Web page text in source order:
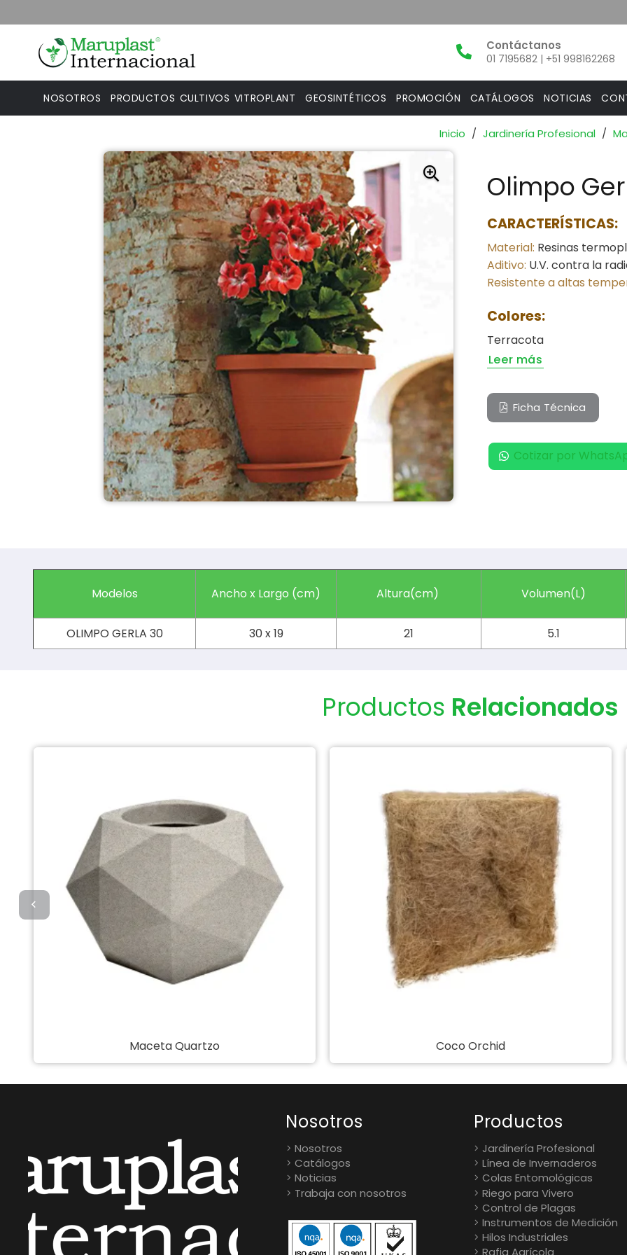
01 7195682 | +51 998162268
NOSOTROS PRODUCTOS CULTIVOS VITROPLANT GEOSINTÉTICOS PROMOCIÓN CATÁLOGOS NOTICIAS
Inicio / Jardinería Profesional /
Olimpo
CARACTERÍSTICAS:
Material: Resinas
Aditivo: U.V. contra la
Resistente a altas
Colores:
Terracota
Leer más
Ficha Técnica
Cotizar por
Modelos Ancho x Largo (cm) Altura(cm) Volumen(L)
OLIMPO GERLA 30 30 x 19 21 5.1
Productos Relacionados
Coco Orchid Maceta Elsa
Nosotros
Nosotros
Catálogos
Noticias
Trabaja con nosotros
Productos
Jardinería Profesional
Línea de Invernaderos
Colas Entomológicas
Riego para Vivero
Control de Plagas
Instrumentos de Medición
Hilos Industriales